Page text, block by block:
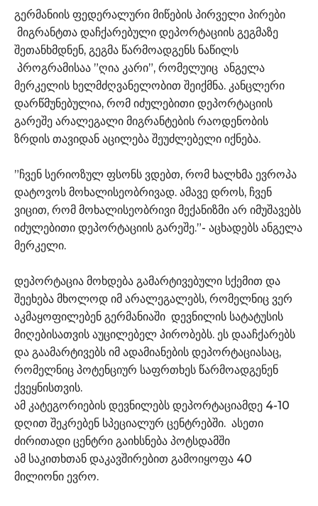
გერმანიის ფედერალური მიწების პირველი პირები
მიგრანტთა დაჩქარებული დეპორტაციის გეგმაზე
შეთანხმდნენ, გეგმა წარმოადგენს ნაწილს
პროგრამისაა ”ღია კარი”, რომელუიც ანგელა
მერკელის ხელმძღვანელობით შეიქმნა. კანცლერი
დარწმუნებულია, რომ იძულებითი დეპორტაციის
გარეშე არალეგალი მიგრანტების რაოდენობის
ზრდის თავიდან აცილება შეუძლებელი იქნება.
”ჩვენ სერიოზულ ფსონს ვდებთ, რომ ხალხმა ევროპა
დატოვოს მოხალისეობრივად. ამავე დროს, ჩვენ
ვიცით, რომ მოხალისეობრივი მექანიზმი არ იმუშავებს
იძულებითი დეპორტაციის გარეშე.”- აცხადებს ანგელა
მერკელი.
დეპორტაცია მოხდება გამარტივებული სქემით და
შეეხება მხოლოდ იმ არალეგალებს, რომელნიც ვერ
აკმაყოფილებენ გერმანიაში დევნილის სატატუსის
მიღებისათვის აუცილებელ პირობებს. ეს დააჩქარებს
და გაამარტივებს იმ ადამიანების დეპორტაციასაც,
რომელნიც პოტენციურ საფრთხეს წარმოადგენენ
ქვეყნისთვის.
ამ კატეგორიების დევნილებს დეპორტაციამდე 4-10
დღით შეკრებენ სპეციალურ ცენტრებში. ასეთი
ძირითადი ცენტრი გაიხსნება პოტსდამში
ამ საკითხთან დაკავშირებით გამოიყოფა 40
მილიონი ევრო.